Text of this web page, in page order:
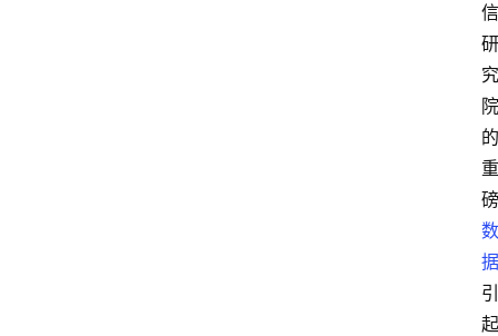
信
研
究
院
的
重
磅
数
据
引
起